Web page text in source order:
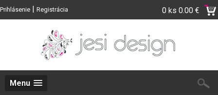
Prihlásenie | Registrácia 0 ks 0.00 €
Menu